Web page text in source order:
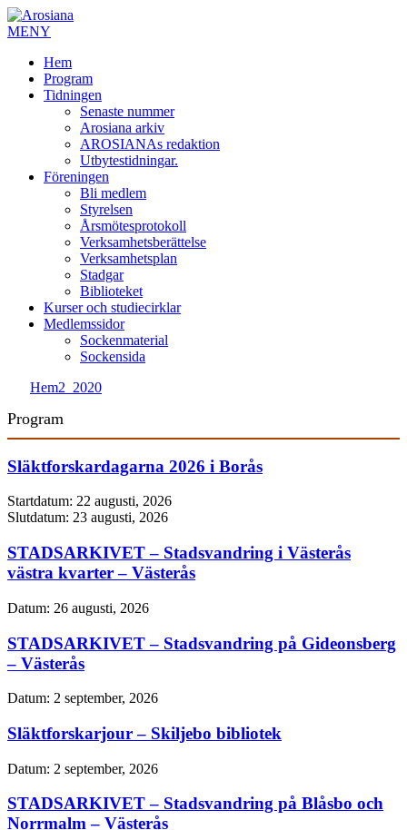
MENY
Hem
Program
Tidningen
Senaste nummer
Arosiana arkiv
AROSIANAs redaktion
Utbytestidningar.
Föreningen
Bli medlem
Styrelsen
Årsmötesprotokoll
Verksamhetsberättelse
Verksamhetsplan
Stadgar
Biblioteket
Kurser och studiecirklar
Medlemssidor
Sockenmaterial
Sockensida
Hem2_2020
Program
Släktforskardagarna 2026 i Borås
Startdatum: 22 augusti, 2026
Slutdatum: 23 augusti, 2026
STADSARKIVET – Stadsvandring i Västerås
västra kvarter – Västerås
Datum: 26 augusti, 2026
STADSARKIVET – Stadsvandring på Gideonsberg
– Västerås
Datum: 2 september, 2026
Släktforskarjour – Skiljebo bibliotek
Datum: 2 september, 2026
STADSARKIVET – Stadsvandring på Blåsbo och
Norrmalm – Västerås